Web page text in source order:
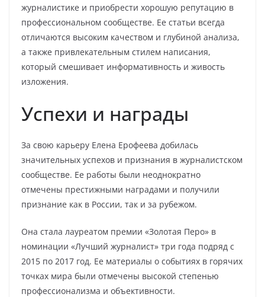
журналистике и приобрести хорошую репутацию в
профессиональном сообществе. Ее статьи всегда
отличаются высоким качеством и глубиной анализа,
а также привлекательным стилем написания,
который смешивает информативность и живость
изложения.
Успехи и награды
За свою карьеру Елена Ерофеева добилась
значительных успехов и признания в журналистском
сообществе. Ее работы были неоднократно
отмечены престижными наградами и получили
признание как в России, так и за рубежом.
Она стала лауреатом премии «Золотая Перо» в
номинации «Лучший журналист» три года подряд с
2015 по 2017 год. Ее материалы о событиях в горячих
точках мира были отмечены высокой степенью
профессионализма и объективности.